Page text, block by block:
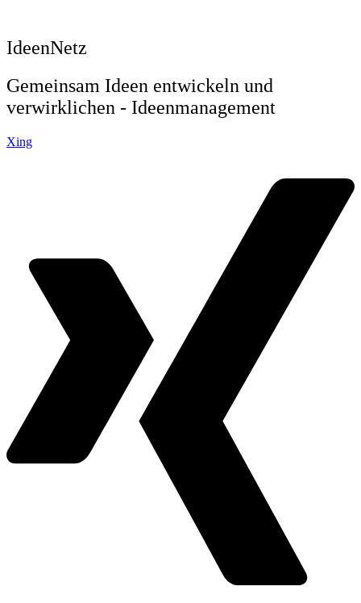
IdeenNetz
Gemeinsam Ideen entwickeln und
verwirklichen - Ideenmanagement
Xing